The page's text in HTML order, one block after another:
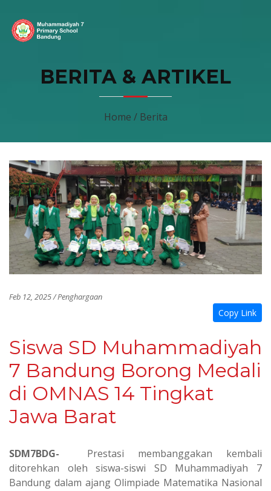
BERITA & ARTIKEL
Home / Berita
Feb 12, 2025 / Penghargaan
Copy Link
Siswa SD Muhammadiyah
7 Bandung Borong Medali
di OMNAS 14 Tingkat
Jawa Barat
SDM7BDG- Prestasi membanggakan kembali
ditorehkan oleh siswa-siswi SD Muhammadiyah 7
Bandung dalam ajang Olimpiade Matematika Nasional